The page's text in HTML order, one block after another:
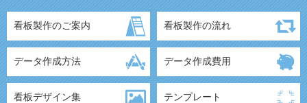
看板製作のご案内 看板製作の流れ
データ作成方法 データ作成費用
看板デザイン集 テンプレート